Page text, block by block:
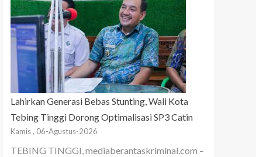
Lahirkan Generasi Bebas Stunting, Wali Kota
Tebing Tinggi Dorong Optimalisasi SP3 Catin
Kamis , 06-Agustus-2026
TEBING TINGGI, mediaberantaskriminal.com –